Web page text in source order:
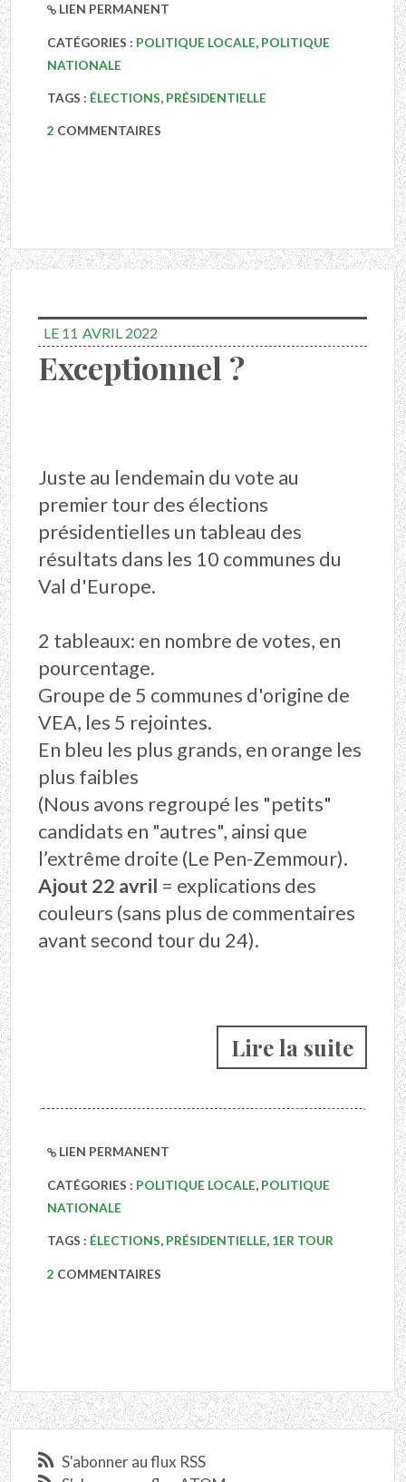
S'abonner au flux RSS
LIEN PERMANENT
CATÉGORIES : POLITIQUE LOCALE, POLITIQUE
NATIONALE
TAGS : ÉLECTIONS, PRÉSIDENTIELLE
2 COMMENTAIRES
LE 11 AVRIL 2022
Exceptionnel ?
Juste au lendemain du vote au
premier tour des élections
présidentielles un tableau des
résultats dans les 10 communes du
Val d'Europe.
2 tableaux: en nombre de votes, en
pourcentage.
Groupe de 5 communes d'origine de
VEA, les 5 rejointes.
En bleu les plus grands, en orange les
plus faibles
(Nous avons regroupé les "petits"
candidats en "autres", ainsi que
l’extrême droite (Le Pen-Zemmour).
Ajout 22 avril = explications des
couleurs (sans plus de commentaires
avant second tour du 24).
Lire la suite
LIEN PERMANENT
CATÉGORIES : POLITIQUE LOCALE, POLITIQUE
NATIONALE
TAGS : ÉLECTIONS, PRÉSIDENTIELLE, 1ER TOUR
2 COMMENTAIRES